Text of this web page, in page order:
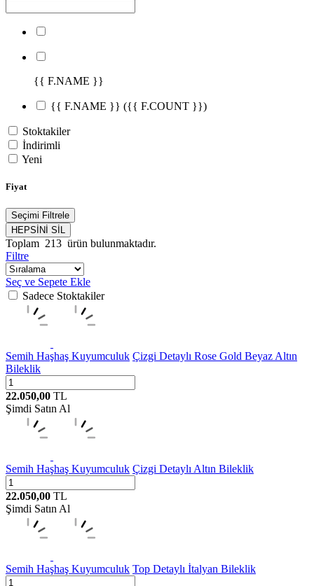
{{ F.NAME }}
{{ F.NAME }} ({{ F.COUNT }})
Stoktakiler
İndirimli
Yeni
Fiyat
Seçimi Filtrele
HEPSİNİ SİL
Toplam 213 ürün bulunmaktadır.
Filtre
Seç ve Sepete Ekle
Sadece Stoktakiler
Semih Haşhaş Kuyumculuk Çizgi Detaylı Rose Gold Beyaz Altın
Bileklik
22.050,00 TL
Şimdi Satın Al
Semih Haşhaş Kuyumculuk Çizgi Detaylı Altın Bileklik
22.050,00 TL
Şimdi Satın Al
Semih Haşhaş Kuyumculuk Top Detaylı İtalyan Bileklik